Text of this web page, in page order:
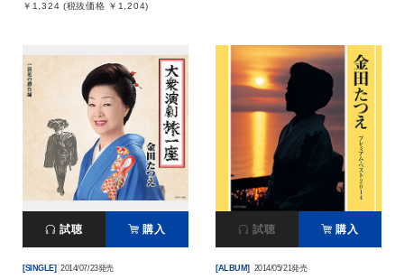
￥1,324 (税抜価格 ￥1,204)
試聴 購入
[SINGLE] 2014/07/23発売
試聴 購入
[ALBUM] 2014/05/21発売